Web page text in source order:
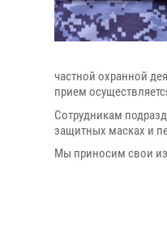
частной охранной
прием
Сотрудникам
защитных масках и
Мы приносим свои